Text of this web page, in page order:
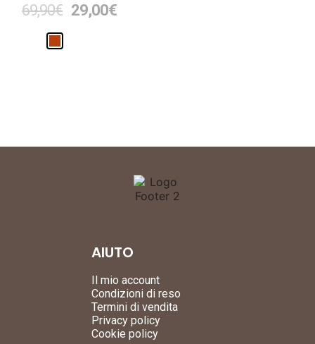
69,90€ 29,00€
AIUTO
Il mio account
Condizioni di reso
Termini di vendita
Privacy policy
Cookie policy